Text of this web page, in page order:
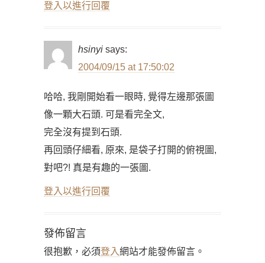
登入以進行回覆
hsinyi says:
2004/09/15 at 17:50:02
哈哈, 我剛開始看一眼時, 覺得左邊那張圖
像一顆大石頭. 可是看完全文,
完全沒有提到石頭.
再回頭仔細看, 原來, 是袋子打開的俯視圖,
對吧?! 真是有趣的一張圖.
登入以進行回覆
發佈留言
很抱歉，必須登入網站才能發佈留言。